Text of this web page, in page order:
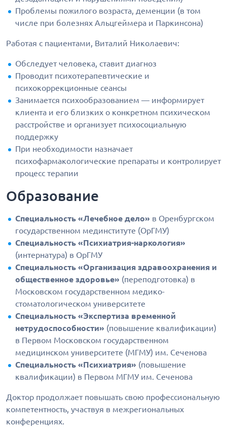
Проблемы пожилого возраста, деменции (в том
числе при болезнях Альцгеймера и Паркинсона)
Работая с пациентами, Виталий Николаевич:
Обследует человека, ставит диагноз
Проводит психотерапевтические и
психокоррекционные сеансы
Занимается психообразованием — информирует
клиента и его близких о конкретном психическом
расстройстве и организует психосоциальную
поддержку
При необходимости назначает
психофармакологические препараты и контролирует
процесс терапии
Образование
Специальность «Лечебное дело» в Оренбургском
государственном мединституте (ОрГМУ)
Специальность «Психиатрия-наркология»
(интернатура) в ОрГМУ
Специальность «Организация здравоохранения и
общественное здоровье» (переподготовка) в
Московском государственном медико-
стоматологическом университете
Специальность «Экспертиза временной
нетрудоспособности» (повышение квалификации)
в Первом Московском государственном
медицинском университете (МГМУ) им. Сеченова
Специальность «Психиатрия» (повышение
квалификации) в Первом МГМУ им. Сеченова
Доктор продолжает повышать свою профессиональную
компетентность, участвуя в межрегиональных
конференциях.